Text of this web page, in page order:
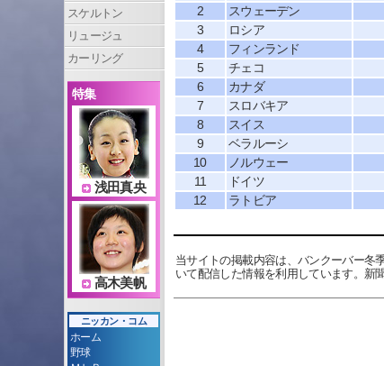
2
スウェーデン
3
ロシア
4
フィンランド
5
チェコ
6
カナダ
7
スロバキア
8
スイス
9
ベラルーシ
10
ノルウェー
11
ドイツ
12
ラトビア
当サイトの掲載内容は、バンクーバー冬
いて配信した情報を利用しています。新
スケルトン
リュージュ
カーリング
特集
浅田真央
高木美帆
ニッカン・コム
ホーム
野球